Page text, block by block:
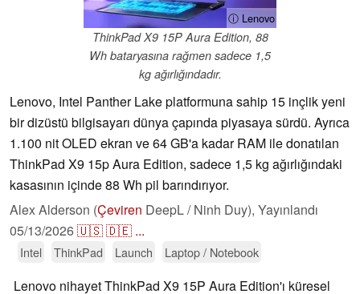
ⓘ Lenovo
ThinkPad X9 15P Aura Edition, 88
Wh bataryasına rağmen sadece 1,5
kg ağırlığındadır.
Lenovo, Intel Panther Lake platformuna sahip 15 inçlik yeni
bir dizüstü bilgisayarı dünya çapında piyasaya sürdü. Ayrıca
1.100 nit OLED ekran ve 64 GB'a kadar RAM ile donatılan
ThinkPad X9 15p Aura Edition, sadece 1,5 kg ağırlığındaki
kasasının içinde 88 Wh pil barındırıyor.
Alex Alderson (Çeviren DeepL / Ninh Duy), Yayınlandı
05/13/2026🇺🇸🇩🇪 ...
Intel ThinkPad Launch Laptop / Notebook
Lenovo nihayet ThinkPad X9 15P Aura Edition'ı küresel